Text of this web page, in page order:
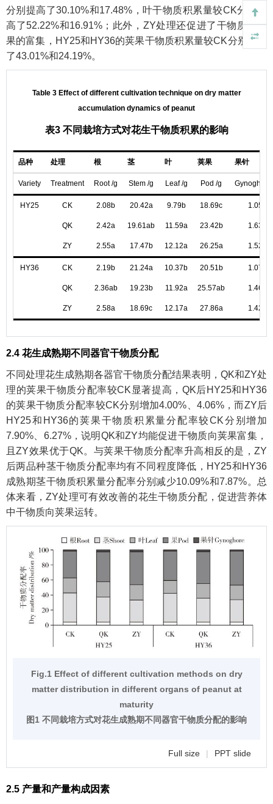
分别提高了30.10%和17.48%，叶干物质积累量较CK分别提
高了52.22%和16.91%；此外，ZY处理还促进了干物质向荚
果的富集，HY25和HY36的荚果干物质积累量较CK分别提高
了43.01%和24.19%。
Table 3 Effect of different cultivation technique on dry matter
accumulation dynamics of peanut
表3 不同栽培方式对花生干物质积累的影响
品种 处理 根 茎 叶 荚果 果针
Variety Treatment Root /g Stem /g Leaf /g Pod /g Gynoghore
HY25 CK 2.08b 20.42a 9.79b 18.69c 1.05b
QK 2.42a 19.61ab 11.59a 23.42b 1.63a
ZY 2.55a 17.47b 12.12a 26.25a 1.52a
HY36 CK 2.19b 21.24a 10.37b 20.51b 1.07b
QK 2.36ab 19.23b 11.92a 25.57ab 1.46a
ZY 2.58a 18.69c 12.17a 27.86a 1.42a
2.4 花生成熟期不同器官干物质分配
不同处理花生成熟期各器官干物质分配结果表明，QK和ZY处
理的荚果干物质分配率较CK显著提高，QK后HY25和HY36
的荚果干物质分配率较CK分别增加4.00%、4.06%，而ZY后
HY25和HY36的荚果干物质积累量分配率较CK分别增加
7.90%、6.27%，说明QK和ZY均能促进干物质向荚果富集，
且ZY效果优于QK。与荚果干物质分配率升高相反的是，ZY
后两品种茎干物质分配率均有不同程度降低，HY25和HY36
成熟期茎干物质积累量分配率分别减少10.09%和7.87%。总
体来看，ZY处理可有效改善的花生干物质分配，促进营养体
中干物质向荚果运转。
Fig.1 Effect of different cultivation methods on dry
matter distribution in different organs of peanut at
maturity
图1 不同栽培方式对花生成熟期不同器官干物质分配的影响
Full size | PPT slide
2.5 产量和产量构成因素